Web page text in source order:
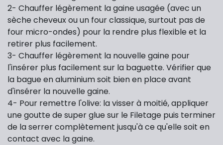
2- Chauffer légèrement la gaine usagée (avec un
sèche cheveux ou un four classique, surtout pas de
four micro-ondes) pour la rendre plus flexible et la
retirer plus facilement.
3- Chauffer légèrement la nouvelle gaine pour
l'insérer plus facilement sur la baguette. Vérifier que
la bague en aluminium soit bien en place avant
d'insérer la nouvelle gaine.
4- Pour remettre l'olive: la visser à moitié, appliquer
une goutte de super glue sur le Filetage puis terminer
de la serrer complètement jusqu'à ce qu'elle soit en
contact avec la gaine.